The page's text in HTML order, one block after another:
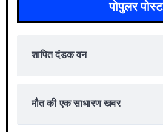
पोपुलर पोस्ट
शापित दंडक वन
मौत की एक साधारण खबर